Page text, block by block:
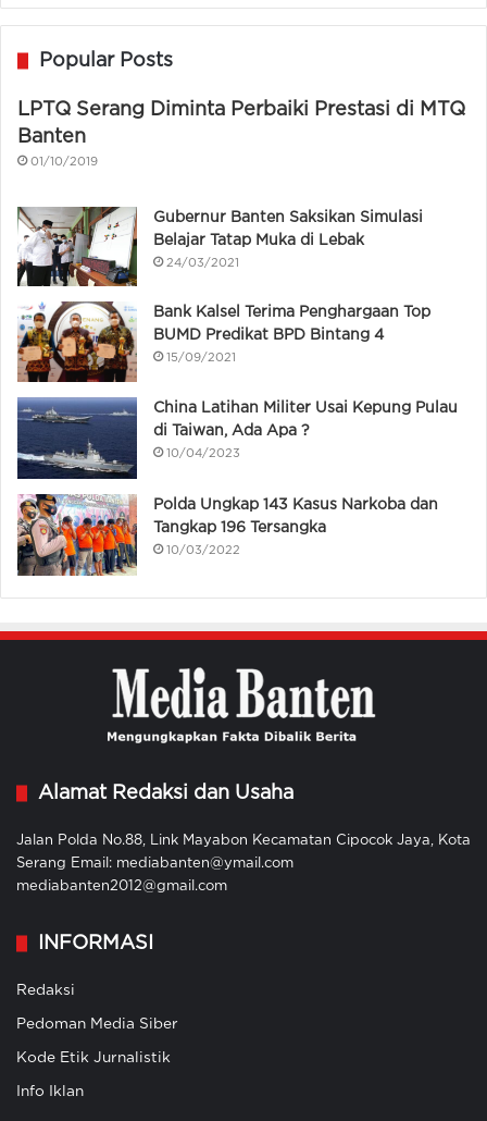
Popular Posts
LPTQ Serang Diminta Perbaiki Prestasi di MTQ
Banten
01/10/2019
Gubernur Banten Saksikan Simulasi
Belajar Tatap Muka di Lebak
24/03/2021
Bank Kalsel Terima Penghargaan Top
BUMD Predikat BPD Bintang 4
15/09/2021
China Latihan Militer Usai Kepung Pulau
di Taiwan, Ada Apa ?
10/04/2023
Polda Ungkap 143 Kasus Narkoba dan
Tangkap 196 Tersangka
10/03/2022
Alamat Redaksi dan Usaha
Jalan Polda No.88, Link Mayabon Kecamatan Cipocok Jaya, Kota
Serang Email: mediabanten@ymail.com
mediabanten2012@gmail.com
INFORMASI
Redaksi
Pedoman Media Siber
Kode Etik Jurnalistik
Info Iklan